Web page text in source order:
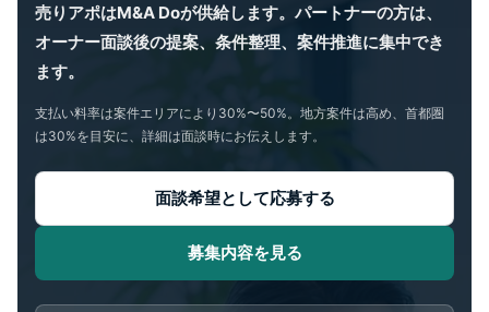
売りアポはM&A Doが供給します。パートナーの方は、
オーナー面談後の提案、条件整理、案件推進に集中でき
ます。
支払い料率は案件エリアにより30%〜50%。地方案件は高め、首都圏
は30%を目安に、詳細は面談時にお伝えします。
面談希望として応募する
募集内容を見る